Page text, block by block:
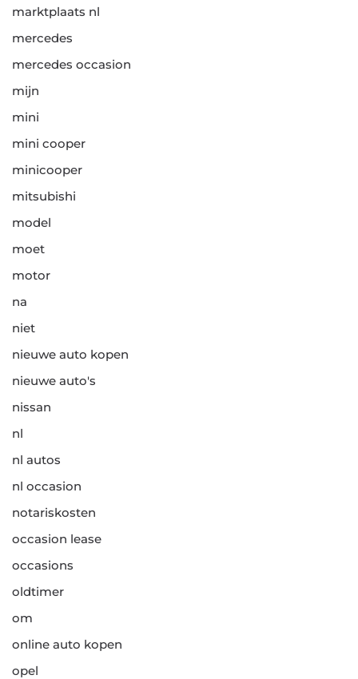
marktplaats nl
mercedes
mercedes occasion
mijn
mini
mini cooper
minicooper
mitsubishi
model
moet
motor
na
niet
nieuwe auto kopen
nieuwe auto's
nissan
nl
nl autos
nl occasion
notariskosten
occasion lease
occasions
oldtimer
om
online auto kopen
opel